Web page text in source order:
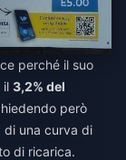
perché il suo
il 3,2% del
però
di una curva di
di ricarica.